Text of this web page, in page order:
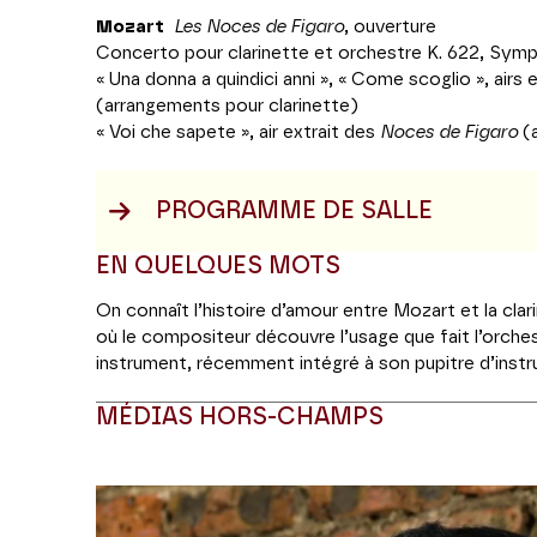
Mozart Les Noces de Figaro, ouverture
Concerto pour clarinette et orchestre K. 622,
« Una donna a quindici anni », « Come scoglio », airs
(arrangements pour clarinette)
« Voi che sapete », air extrait des Noces de Figaro
PROGRAMME DE SALLE
EN QUELQUES MOTS
On connaît l’histoire d’amour entre Mozart et la
où le compositeur découvre l’usage que fait
instrument, récemment intégré à son pupitre
basset). Commence alors une amitié qu’on peut
l’orchestre deLa Flûte enchantée . Mais la
essentiel de trois partitions instrumentales que
MÉDIAS HORS-CHAMPS
Modifier la slide de ce carousel modifiera